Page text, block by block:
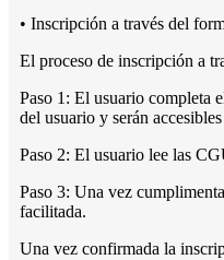
• Inscripción a través del
El proceso de inscripción a
Paso 1: El usuario completa
del usuario y serán
Paso 2: El usuario lee las
Paso 3: Una vez
facilitada.
Una vez confirmada la